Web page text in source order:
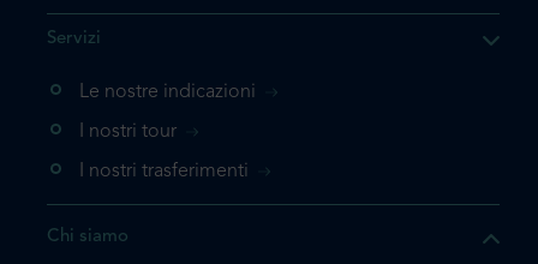
il prodotto che state
nuovamente, la
Servizi
Le nostre indicazioni
I nostri tour
I nostri trasferimenti
Chi siamo